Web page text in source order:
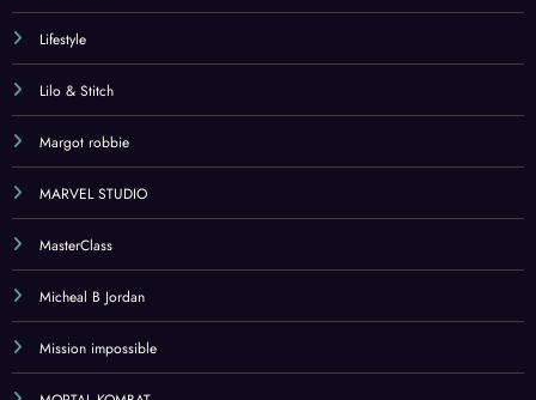
Lifestyle
Lilo & Stitch
Margot robbie
MARVEL STUDIO
MasterClass
Micheal B Jordan
Mission impossible